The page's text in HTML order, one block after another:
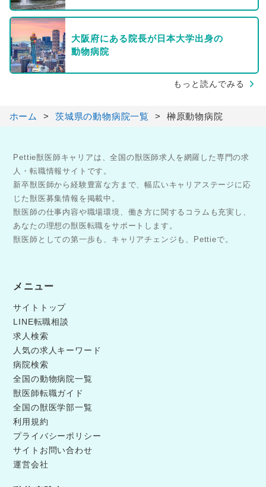
大阪府にある院長が日本大学出身の
動物病院
もっと読んでみる
ホーム 茨城県の動物病院一覧 榊原動物病院
Pettie獣医師キャリアは、全国の獣医師求人を網羅した専門の求
人・転職情報サイトです。
新卒獣医師から経験豊富な方まで、幅広いキャリアステージに応
じた獣医募集情報を掲載中。
獣医師の仕事内容や職場環境、働き方に関するコラムも充実し、
あなたの理想の獣医転職をサポートします。
獣医師としての第一歩も、キャリアチェンジも、Pettieで。
メニュー
サイトトップ
LINE転職相談
求人検索
人気の求人キーワード
病院検索
全国の動物病院一覧
獣医師転職ガイド
全国の獣医学部一覧
利用規約
プライバシーポリシー
サイトお問い合わせ
運営会社